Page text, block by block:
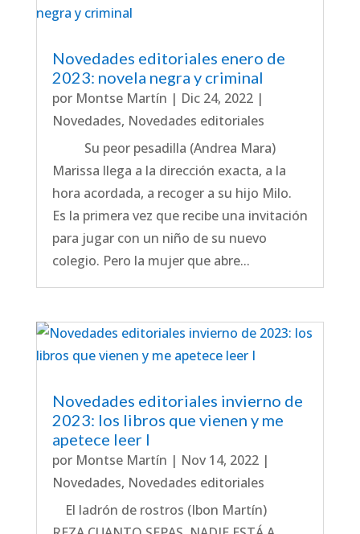
Novedades editoriales enero de
2023: novela negra y criminal
por Montse Martín | Dic 24, 2022|
Novedades, Novedades editoriales
Su peor pesadilla (Andrea Mara)
Marissa llega a la dirección exacta, a la
hora acordada, a recoger a su hijo Milo.
Es la primera vez que recibe una invitación
para jugar con un niño de su nuevo
colegio. Pero la mujer que abre...
Novedades editoriales invierno de
2023: los libros que vienen y me
apetece leer I
por Montse Martín | Nov 14, 2022|
Novedades, Novedades editoriales
El ladrón de rostros (Ibon Martín)